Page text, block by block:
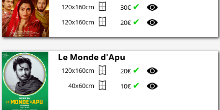
120x160cm 30€ ✔
120x160cm 20€ ✔
Le Monde d'Apu
120x160cm 20€ ✔
40x60cm 10€ ✔